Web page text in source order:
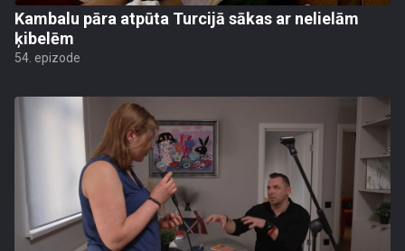
Kambalu pāra atpūta Turcijā sākas ar nelielām
ķibelēm
54. epizode